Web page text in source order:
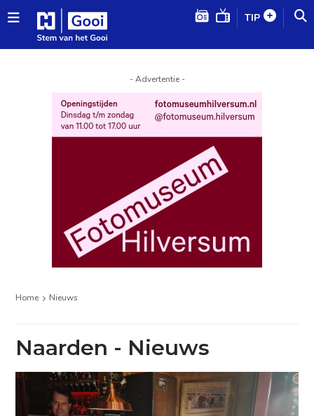
TIP
- Advertentie -
Home Nieuws
Naarden - Nieuws